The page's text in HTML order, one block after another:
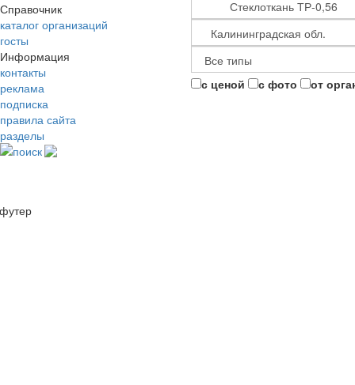
Справочник
каталог организаций
госты
Информация
контакты
реклама
подписка
правила сайта
разделы
поиск
с ценой с фото от
футер